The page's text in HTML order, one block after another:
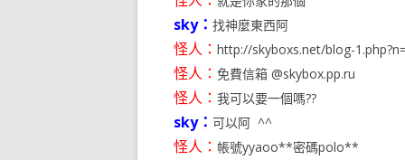
sky： 找神麼東西阿
怪人： http://skyboxs.net/blog-
怪人： 免費信箱 @skybox.pp.ru
怪人： 我可以要一個嗎??
sky： 可以阿 ^^
怪人： 帳號yyaoo**密碼polo**